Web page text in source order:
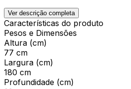
Ver descrição completa
Características do produto
Pesos e Dimensões
Altura (cm)
77 cm
Largura (cm)
180 cm
Profundidade (cm)